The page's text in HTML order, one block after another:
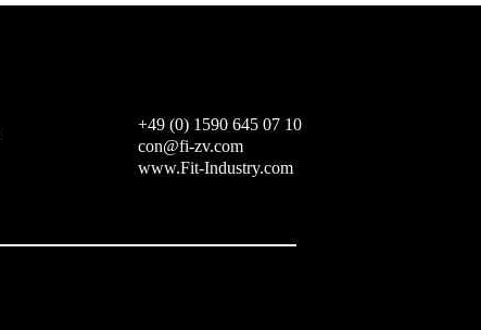
+49 (0) 1590 645 07 10
con@fi-zv.com
www.Fit-Industry.com